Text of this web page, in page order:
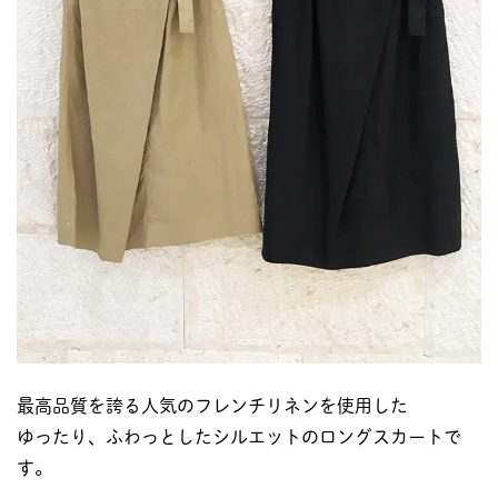
最高品質を誇る人気のフレンチリネンを使用した
ゆったり、ふわっとしたシルエットのロングスカートで
す。